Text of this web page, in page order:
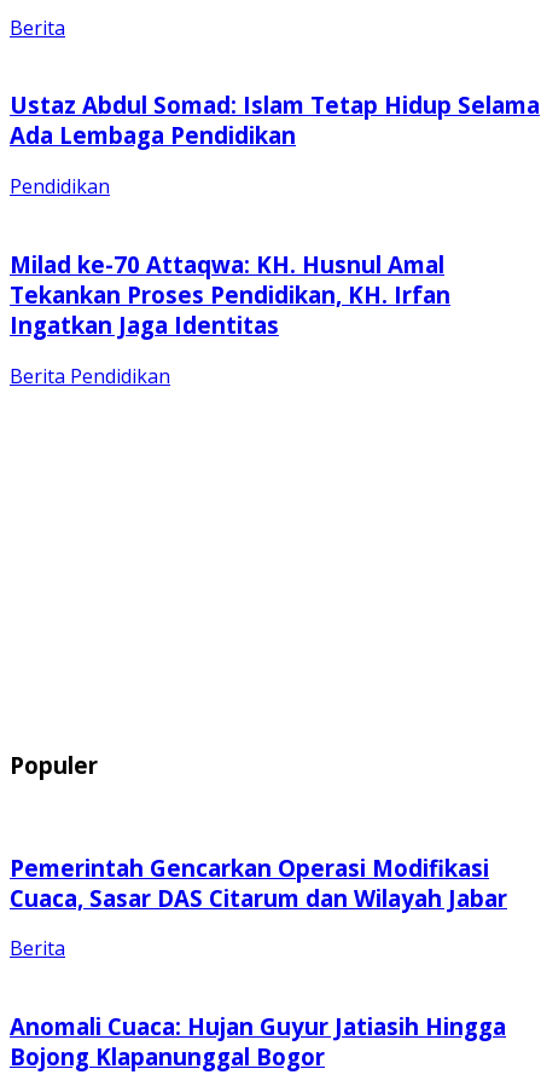
Berita
Ustaz Abdul Somad: Islam Tetap Hidup Selama
Ada Lembaga Pendidikan
Pendidikan
Milad ke-70 Attaqwa: KH. Husnul Amal
Tekankan Proses Pendidikan, KH. Irfan
Ingatkan Jaga Identitas
Berita Pendidikan
Populer
Pemerintah Gencarkan Operasi Modifikasi
Cuaca, Sasar DAS Citarum dan Wilayah Jabar
Berita
Anomali Cuaca: Hujan Guyur Jatiasih Hingga
Bojong Klapanunggal Bogor